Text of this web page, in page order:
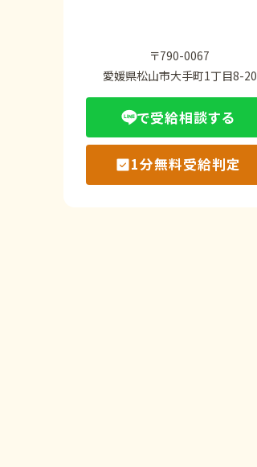
〒790-0067
愛媛県松山市大手町1丁目8-20
で受給相談する
1分無料受給判定